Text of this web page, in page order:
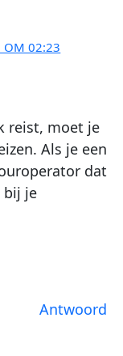
OM 02:23
reist, moet je
Als je een
dat
bij je
Antwoord